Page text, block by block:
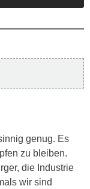
genug. Es
zu bleiben.
die Industrie
wir sind